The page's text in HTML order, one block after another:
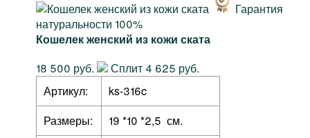
Гарантия
натуральности 100%
Кошелек женский из кожи ската
18 500 руб.
Сплит 4 625 руб.
Артикул:
ks-316c
Размеры:
19 *10 *2,5 см.